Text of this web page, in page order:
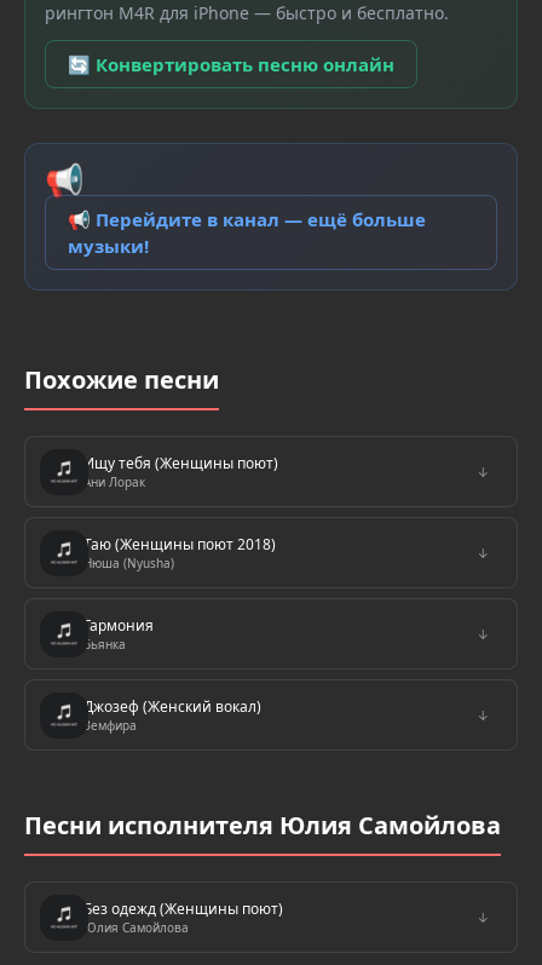
рингтон M4R для iPhone — быстро и бесплатно.
🔄 Конвертировать песню онлайн
📢
📢 Перейдите в канал — ещё больше
музыки!
Похожие песни
Ищу тебя (Женщины поют)
Ани Лорак
↓
Таю (Женщины поют 2018)
Нюша (Nyusha)
↓
Гармония
Бьянка
↓
Джозеф (Женский вокал)
Земфира
↓
Песни исполнителя Юлия Самойлова
Без одежд (Женщины поют)
Юлия Самойлова
↓